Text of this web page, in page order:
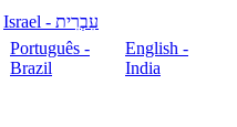
עִבְרִית - Israel
Português -
Brazil
English -
India